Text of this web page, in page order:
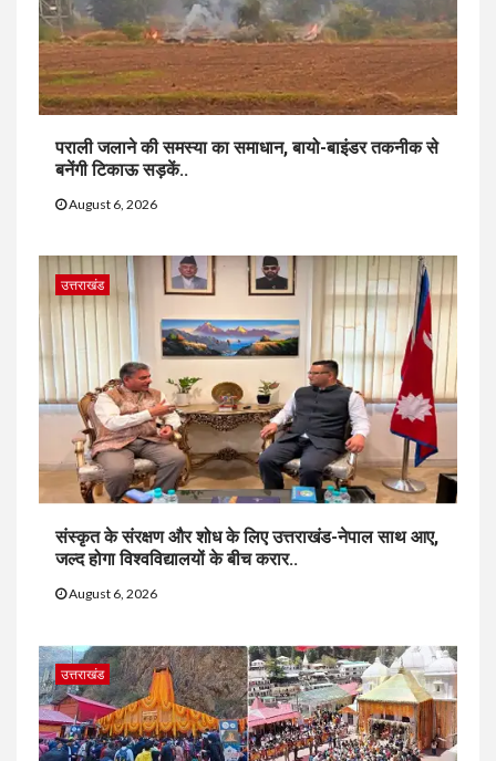
पराली जलाने की समस्या का समाधान, बायो-बाइंडर तकनीक से
बनेंगी टिकाऊ सड़कें..
August 6, 2026
उत्तराखंड
संस्कृत के संरक्षण और शोध के लिए उत्तराखंड-नेपाल साथ आए,
जल्द होगा विश्वविद्यालयों के बीच करार..
August 6, 2026
उत्तराखंड